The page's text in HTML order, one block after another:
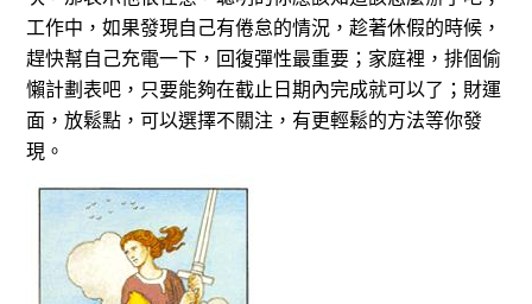
工作中，如果發現自己有倦怠的情況，趁著休假的時候，
趕快幫自己充電一下，回復彈性最重要；家庭裡，排個偷
懶計劃表吧，只要能夠在截止日期內完成就可以了；財運
面，放鬆點，可以選擇不關注，有更輕鬆的方法等你發
現。